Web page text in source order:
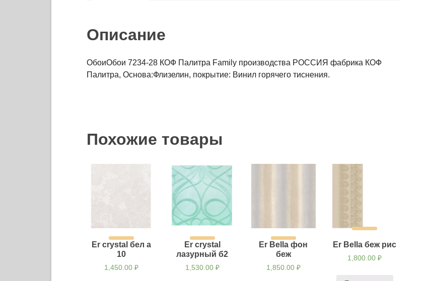
Описание
ОбоиОбои 7234-28 КОФ Палитра Family производства РОССИЯ фабрика КОФ
Палитра, Основа:Флизелин, покрытие: Винил горячего тиснения.
Похожие товары
Er crystal бел а
10
1,450.00 ₽
Er crystal
лазурный б2
1,530.00 ₽
Er Bella фон
беж
1,850.00 ₽
Er Bella беж рис
1,800.00₽